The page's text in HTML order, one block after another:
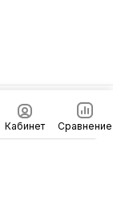
Кабинет Сравнение